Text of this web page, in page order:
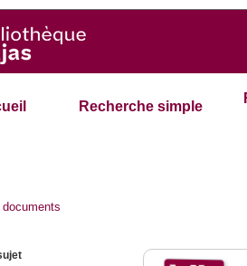
Recherche simple
documents